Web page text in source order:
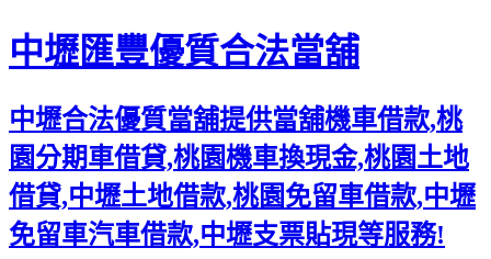
中壢匯豐優質合法當舖
中壢合法優質當舖提供當舖機車借款,桃
園分期車借貸,桃園機車換現金,桃園土地
借貸,中壢土地借款,桃園免留車借款,中壢
免留車汽車借款,中壢支票貼現等服務!